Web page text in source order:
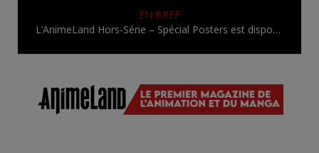
EN BREF
L’AnimeLand Hors-Série – Spécial Posters est disponible !